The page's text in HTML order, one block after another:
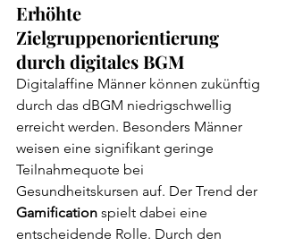
Erhöhte
Zielgruppenorientierung
durch digitales BGM
Digitalaffine Männer können zukünftig
durch das dBGM niedrigschwellig
erreicht werden. Besonders Männer
weisen eine signifikant geringe
Teilnahmequote bei
Gesundheitskursen auf. Der Trend der
Gamification spielt dabei eine
entscheidende Rolle. Durch den